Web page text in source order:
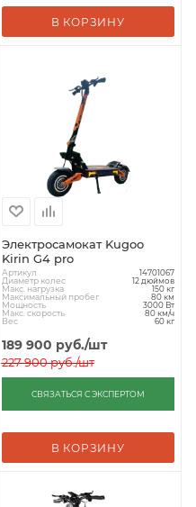
В КОРЗИНУ
Электросамокат Kugoo
Kirin G4 pro
Артикул 14701067
Диаметр колес 12 дюймов
Макс. нагрузка 150 кг
Максимальный пробег 80 км
Мощность 3000 Вт
Макс. скорость 80 км/ч
Вес 60 кг
189 900 руб./шт
227 900руб./шт
СВЯЗАТЬСЯ С ЭКСПЕРТОМ
В КОРЗИНУ